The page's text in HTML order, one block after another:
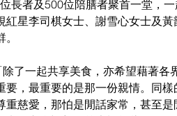
長者及500位陪膳者聚首一堂，
星李司棋女士、謝雪心女士及
了一起共享美食，亦希望藉著各
要，最重要的是那一份親情。同
慈愛，那怕是閒話家常，甚至